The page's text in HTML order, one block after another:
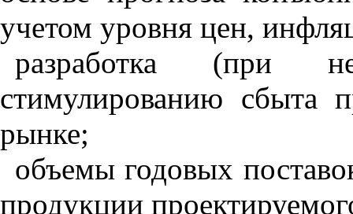
учетом уровня цен,
разработка (при
стимулированию сбыта
рынке;
объемы годовых
продукции